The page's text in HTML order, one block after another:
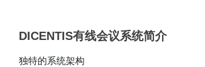
DICENTIS有线会议系统简介
独特的系统架构